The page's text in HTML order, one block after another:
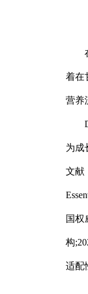
着在
营养
为成
文献
国权
构
适配